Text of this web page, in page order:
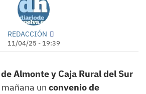
REDACCIÓN
11/04/25 - 19:39
Almonte y Caja Rural del Sur
un convenio de